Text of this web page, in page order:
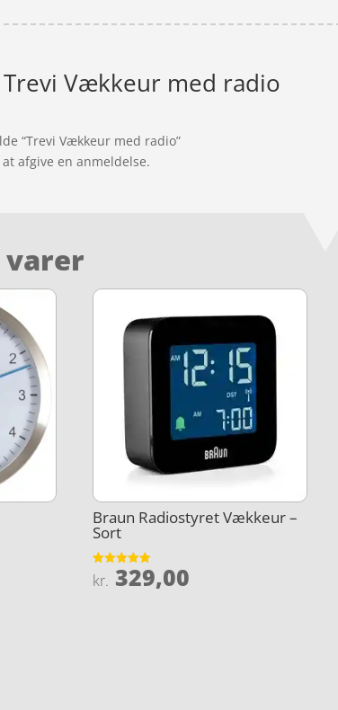
Trevi Vækkeur med radio
“Trevi Vækkeur med radio”
afgive en anmeldelse.
varer
Braun Radiostyret Vækkeur –
Sort
Vurderet
4.9
kr. 329,00